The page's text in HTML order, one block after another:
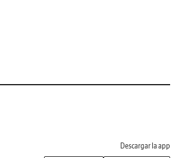
Descargar la app